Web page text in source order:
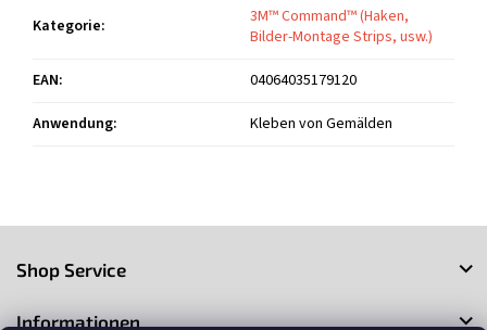
Kategorie:
3M™ Command™ (Haken,
Bilder-Montage Strips, usw.)
EAN:
04064035179120
Anwendung: Kleben von Gemälden
Shop Service
Informationen